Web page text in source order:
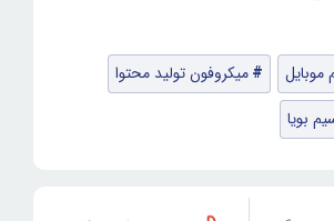
موبایل
میکروفون تولید محتوا
بویا